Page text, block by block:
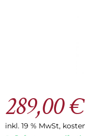
289,00
inkl. 19 % MwSt,